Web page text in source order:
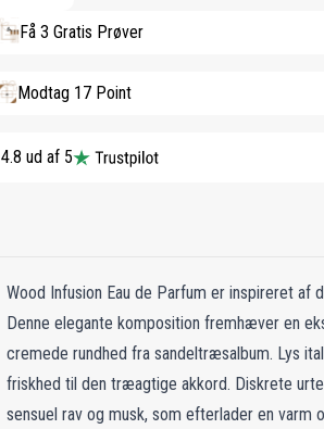
Få 3 Gratis Prøver
Modtag 17 Point
4.8 ud af 5
Wood Infusion Eau de Parfum er inspireret af
Denne elegante komposition fremhæver en
cremede rundhed fra sandeltræsalbum. Lys
friskhed til den træagtige akkord. Diskrete
sensuel rav og musk, som efterlader en varm